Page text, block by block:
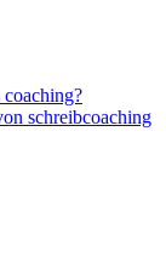
schreibcoaching